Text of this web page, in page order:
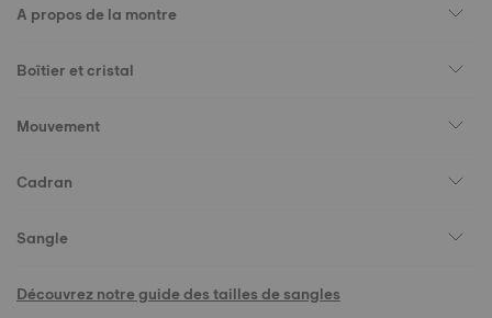
A propos de la montre
Boîtier et cristal
Mouvement
Cadran
Sangle
Découvrez notre guide des tailles de sangles